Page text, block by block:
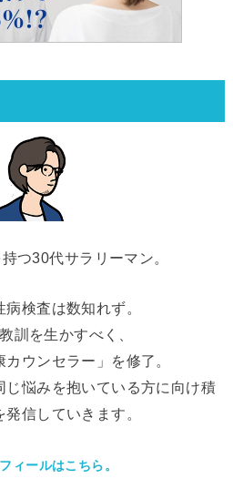
つ30代サラリーマン。
検査は数知れず。
訓を生かすべく、
ウンセラー」を修了。
じ悩みを抱いている方に向け積
信していきます。
ィールはこちら。